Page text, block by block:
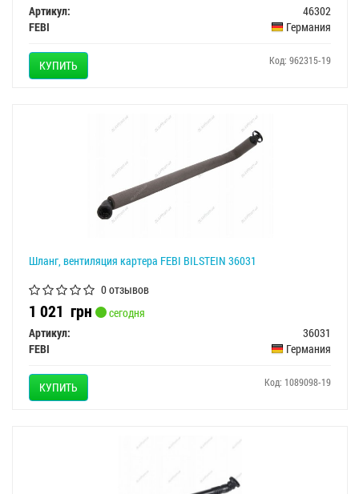
Артикул:
46302
FEBI
Германия
КУПИТЬ Код: 962315-19
Шланг, вентиляция картера FEBI BILSTEIN 36031
0 отзывов
1 021 грн
сегодня
Артикул:
36031
FEBI
Германия
КУПИТЬ Код: 1089098-19